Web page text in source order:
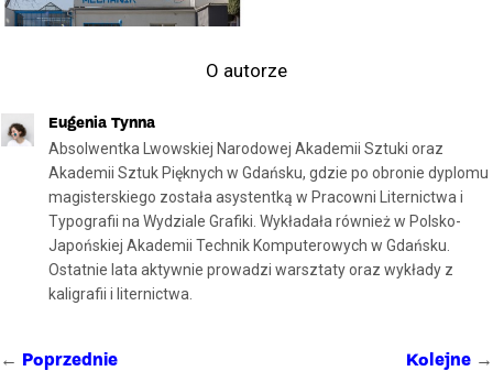
O autorze
Eugenia Tynna
Absolwentka Lwowskiej Narodowej Akademii Sztuki oraz
Akademii Sztuk Pięknych w Gdańsku, gdzie po obronie dyplomu
magisterskiego została asystentką w Pracowni Liternictwa i
Typografii na Wydziale Grafiki. Wykładała również w Polsko-
Japońskiej Akademii Technik Komputerowych w Gdańsku.
Ostatnie lata aktywnie prowadzi warsztaty oraz wykłady z
kaligrafii i liternictwa.
← Poprzednie Kolejne →